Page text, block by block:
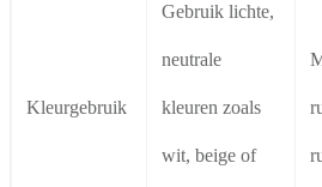
Kleurgebruik
Gebruik lichte,
neutrale
kleuren zoals
wit, beige of